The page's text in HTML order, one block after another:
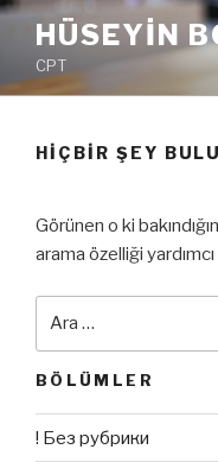
İçeriğe
HÜSEYIN
CPT
HIÇBIR ŞEY
Görünen o ki
arama özelliği
BÖLÜMLER
! Без рубрики